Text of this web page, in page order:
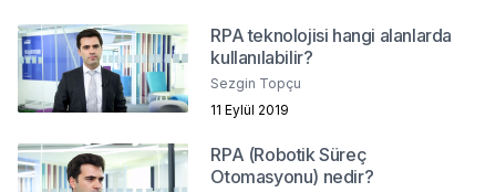
RPA teknolojisi hangi alanlarda
kullanılabilir?
Sezgin Topçu
11 Eylül 2019
RPA (Robotik Süreç
Otomasyonu) nedir?